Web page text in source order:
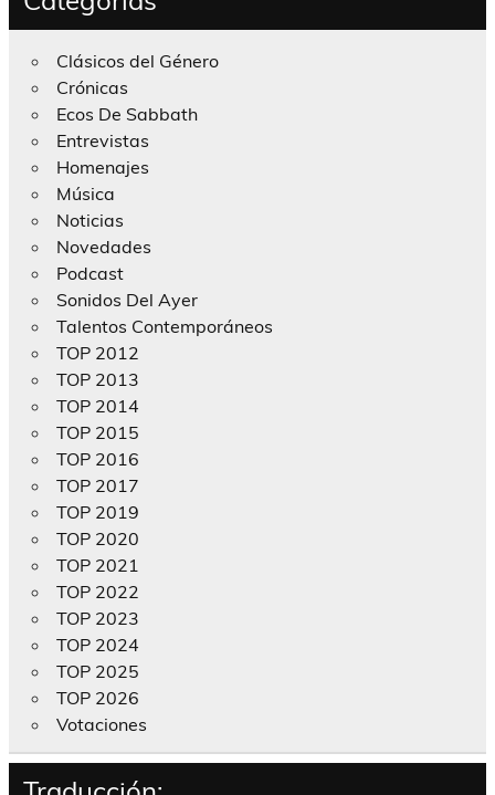
Clásicos del Género
Crónicas
Ecos De Sabbath
Entrevistas
Homenajes
Música
Noticias
Novedades
Podcast
Sonidos Del Ayer
Talentos Contemporáneos
TOP 2012
TOP 2013
TOP 2014
TOP 2015
TOP 2016
TOP 2017
TOP 2019
TOP 2020
TOP 2021
TOP 2022
TOP 2023
TOP 2024
TOP 2025
TOP 2026
Votaciones